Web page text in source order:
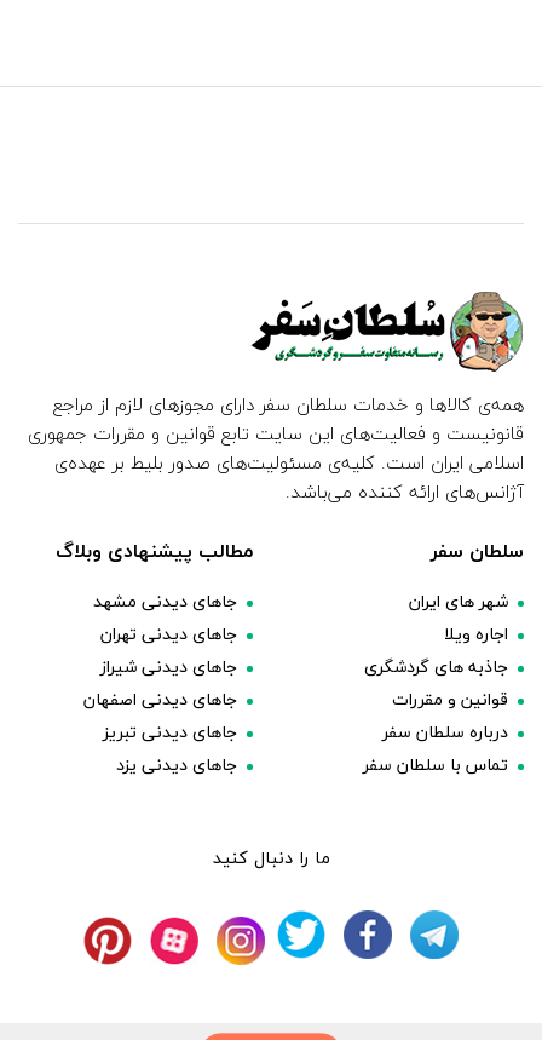
همه‌ی کالاها و خدمات سلطان سفر دارای مجوزهای لازم از مراجع
قانونیست و فعالیت‌های این سایت تابع قوانین و مقررات جمهوری
اسلامی ایران است. کلیه‌ی مسئولیت‌های صدور بلیط بر عهده‌ی
آژانس‌های ارائه کننده می‌باشد.
سلطان سفر
شهر های ایران
اجاره ویلا
جاذبه های گردشگری
قوانین و مقررات
درباره سلطان سفر
تماس با سلطان سفر
مطالب پیشنهادی وبلاگ
جاهای دیدنی مشهد
جاهای دیدنی تهران
جاهای دیدنی شیراز
جاهای دیدنی اصفهان
جاهای دیدنی تبریز
جاهای دیدنی یزد
ما را دنبال کنید